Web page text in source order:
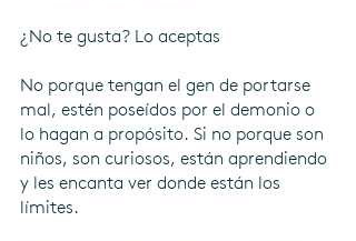
¿No te gusta? Lo aceptas
No porque tengan el gen de portarse
mal, estén poseídos por el demonio o
lo hagan a propósito. Si no porque son
niños, son curiosos, están aprendiendo
y les encanta ver donde están los
límites.